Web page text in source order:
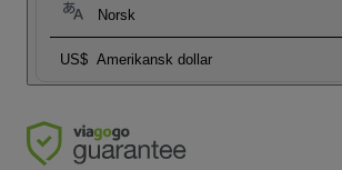
Norsk
US$ Amerikansk dollar